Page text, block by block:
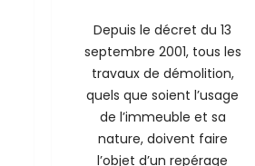
Depuis le décret du 13
septembre 2001, tous les
travaux de démolition,
quels que soient l’usage
de l’immeuble et sa
nature, doivent faire
l’objet d’un repérage